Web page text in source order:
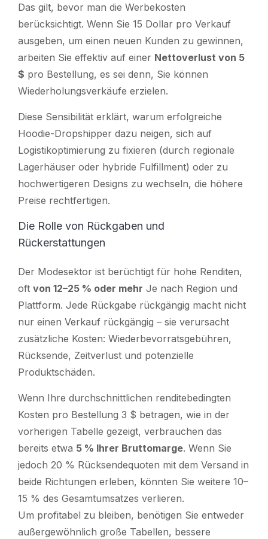
Das gilt, bevor man die Werbekosten
berücksichtigt. Wenn Sie 15 Dollar pro Verkauf
ausgeben, um einen neuen Kunden zu gewinnen,
arbeiten Sie effektiv auf einer Nettoverlust von 5
$ pro Bestellung, es sei denn, Sie können
Wiederholungsverkäufe erzielen.
Diese Sensibilität erklärt, warum erfolgreiche
Hoodie-Dropshipper dazu neigen, sich auf
Logistikoptimierung zu fixieren (durch regionale
Lagerhäuser oder hybride Fulfillment) oder zu
hochwertigeren Designs zu wechseln, die höhere
Preise rechtfertigen.
Die Rolle von Rückgaben und
Rückerstattungen
Der Modesektor ist berüchtigt für hohe Renditen,
oft von 12–25 % oder mehr Je nach Region und
Plattform. Jede Rückgabe rückgängig macht nicht
nur einen Verkauf rückgängig – sie verursacht
zusätzliche Kosten: Wiederbevorratsgebühren,
Rücksende, Zeitverlust und potenzielle
Produktschäden.
Wenn Ihre durchschnittlichen renditebedingten
Kosten pro Bestellung 3 $ betragen, wie in der
vorherigen Tabelle gezeigt, verbrauchen das
bereits etwa 5 % Ihrer Bruttomarge. Wenn Sie
jedoch 20 % Rücksendequoten mit dem Versand in
beide Richtungen erleben, könnten Sie weitere 10–
15 % des Gesamtumsatzes verlieren.
Um profitabel zu bleiben, benötigen Sie entweder
außergewöhnlich große Tabellen, bessere